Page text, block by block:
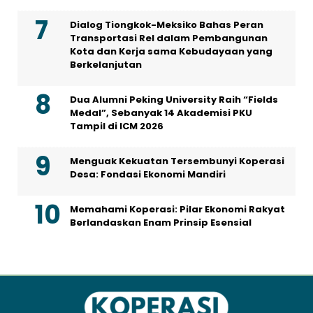
Dialog Tiongkok-Meksiko Bahas Peran
Transportasi Rel dalam Pembangunan
Kota dan Kerja sama Kebudayaan yang
Berkelanjutan
Dua Alumni Peking University Raih “Fields
Medal”, Sebanyak 14 Akademisi PKU
Tampil di ICM 2026
Menguak Kekuatan Tersembunyi Koperasi
Desa: Fondasi Ekonomi Mandiri
Memahami Koperasi: Pilar Ekonomi Rakyat
Berlandaskan Enam Prinsip Esensial